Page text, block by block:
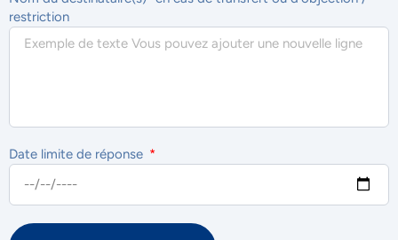
restriction
Date limite de réponse
NOUS ACCORDONS DE